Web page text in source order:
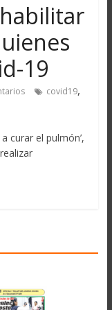
19
covid19,
curar el pulmón’,